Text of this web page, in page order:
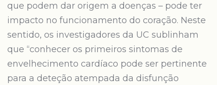
que podem dar origem a doenças – pode ter
impacto no funcionamento do coração. Neste
sentido, os investigadores da UC sublinham
que “conhecer os primeiros sintomas de
envelhecimento cardíaco pode ser pertinente
para a deteção atempada da disfunção